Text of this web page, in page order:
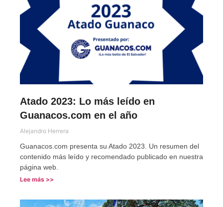
Atado 2023: Lo más leído en
Guanacos.com en el año
Alejandro Herrera
Guanacos.com presenta su Atado 2023. Un resumen del
contenido más leído y recomendado publicado en nuestra
página web.
Lee más >>